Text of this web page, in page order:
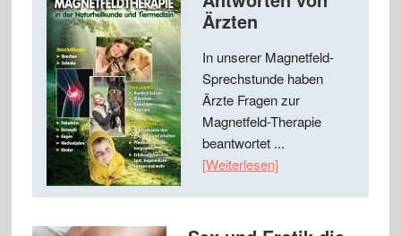
Ärzten
In unserer Magnetfeld-
Sprechstunde haben
Ärzte Fragen zur
Magnetfeld-Therapie
beantwortet ...
[Weiterlesen]